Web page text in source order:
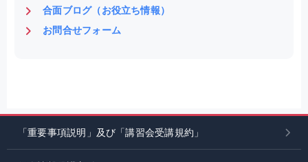
合面ブログ（お役立ち情報）
お問合せフォーム
「重要事項説明」及び「講習会受講規約」